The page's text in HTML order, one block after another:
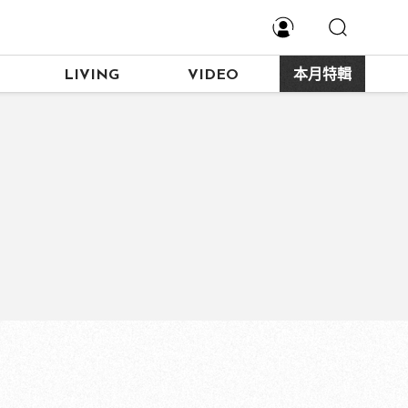
LIVING VIDEO 本月特輯